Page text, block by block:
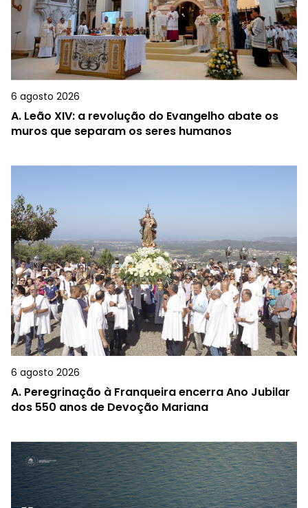
6 agosto 2026
A. Leão XIV: a revolução do Evangelho abate os
muros que separam os seres humanos
6 agosto 2026
A. Peregrinação à Franqueira encerra Ano Jubilar
dos 550 anos de Devoção Mariana